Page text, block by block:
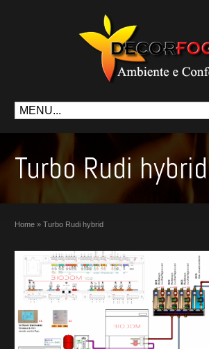
Turbo Rudi hybrid
Home » Turbo Rudi hybrid